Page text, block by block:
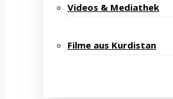
Videos & Mediathek
Filme aus Kurdistan